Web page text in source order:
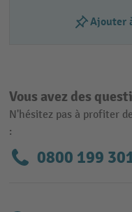
Ajouter
Vous avez des
N'hésitez pas à profiter
:
0800 199